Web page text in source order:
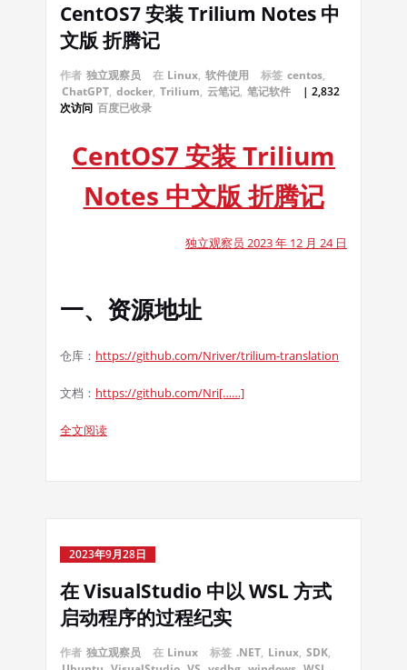
CentOS7 安装 Trilium Notes 中
文版 折腾记
作者 独立观察员 在 Linux, 软件使用 标签 centos,
ChatGPT, docker, Trilium, 云笔记, 笔记软件
| 2,832
次访问 百度已收录
CentOS7 安装 Trilium
Notes 中文版 折腾记
独立观察员 2023 年 12 月 24 日
一、资源地址
仓库： https://github.com/Nriver/trilium-translation
文档： https://github.com/Nri[……]
全文阅读
2023年9月28日
在 VisualStudio 中以 WSL 方式
启动程序的过程纪实
作者 独立观察员 在 Linux 标签 .NET, Linux, SDK,